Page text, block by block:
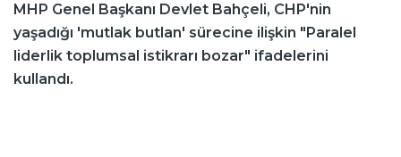
MHP Genel Başkanı Devlet Bahçeli, CHP'nin
yaşadığı 'mutlak butlan' sürecine ilişkin "Paralel
liderlik toplumsal istikrarı bozar" ifadelerini
kullandı.